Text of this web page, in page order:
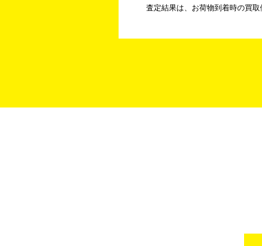
査定結果は、お荷物到着時の買